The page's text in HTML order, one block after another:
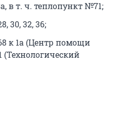
в т. ч. теплопункт №71;
30, 32, 36;
к 1а (Центр помощи
(Технологический